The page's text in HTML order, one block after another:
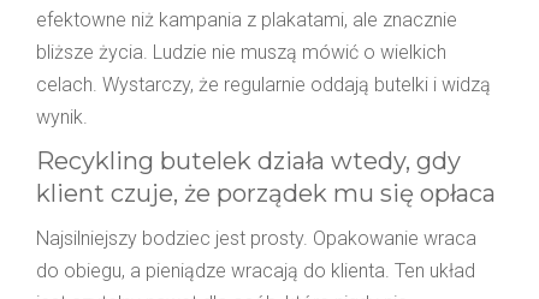
efektowne niż kampania z plakatami, ale znacznie
bliższe życia. Ludzie nie muszą mówić o wielkich
celach. Wystarczy, że regularnie oddają butelki i widzą
wynik.
Recykling butelek działa wtedy, gdy
klient czuje, że porządek mu się opłaca
Najsilniejszy bodziec jest prosty. Opakowanie wraca
do obiegu, a pieniądze wracają do klienta. Ten układ